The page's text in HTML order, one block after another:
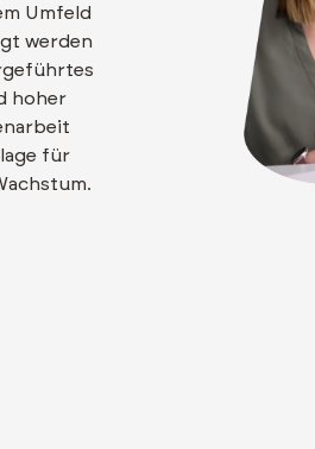
Umfeld
werden
hoher
für